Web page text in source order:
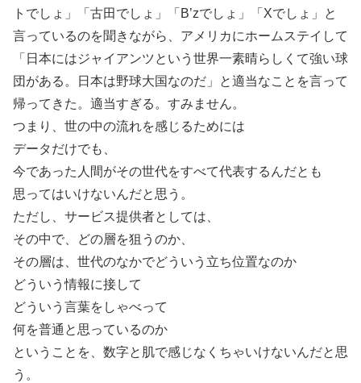
トでしょ」「古田でしょ」「B’zでしょ」「Xでしょ」と
言っているのを聞きながら、アメリカにホームステイして
「日本にはジャイアンツという世界一素晴らしくて強い球
団がある。日本は野球大国なのだ」と適当なことを言って
帰ってきた。適当すぎる。すみません。
つまり、世の中の流れを感じるためには
データだけでも、
今であった人間がその世代をすべて代表するんだとも
思ってはいけないんだと思う。
ただし、サービス提供者としては、
その中で、どの層を狙うのか、
その層は、世代のなかでどういう立ち位置なのか
どういう情報に接して
どういう言葉をしゃべって
何を普通と思っているのか
ということを、数字と肌で感じなくちゃいけないんだと思
う。